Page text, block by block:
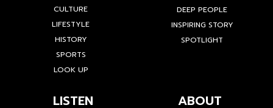
CULTURE
LIFESTYLE
HISTORY
SPORTS
LOOK UP
DEEP PEOPLE
INSPIRING STORY
SPOTLIGHT
LISTEN ABOUT